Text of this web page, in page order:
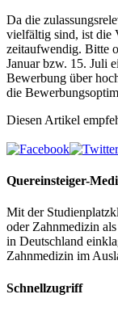
Da die
vielfältig sind, ist die
zeitaufwendig. Bitte
Januar bzw. 15. Juli
Bewerbung über
die
Diesen Artikel
Quereinsteiger-
Mit der
oder Zahnmedizin
in Deutschland
Zahnmedizin im
Schnellzugriff